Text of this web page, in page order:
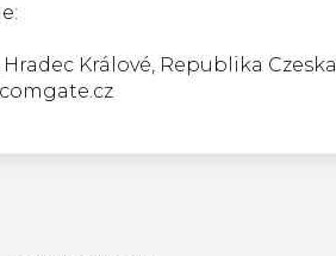
Králové, Republika Czeska